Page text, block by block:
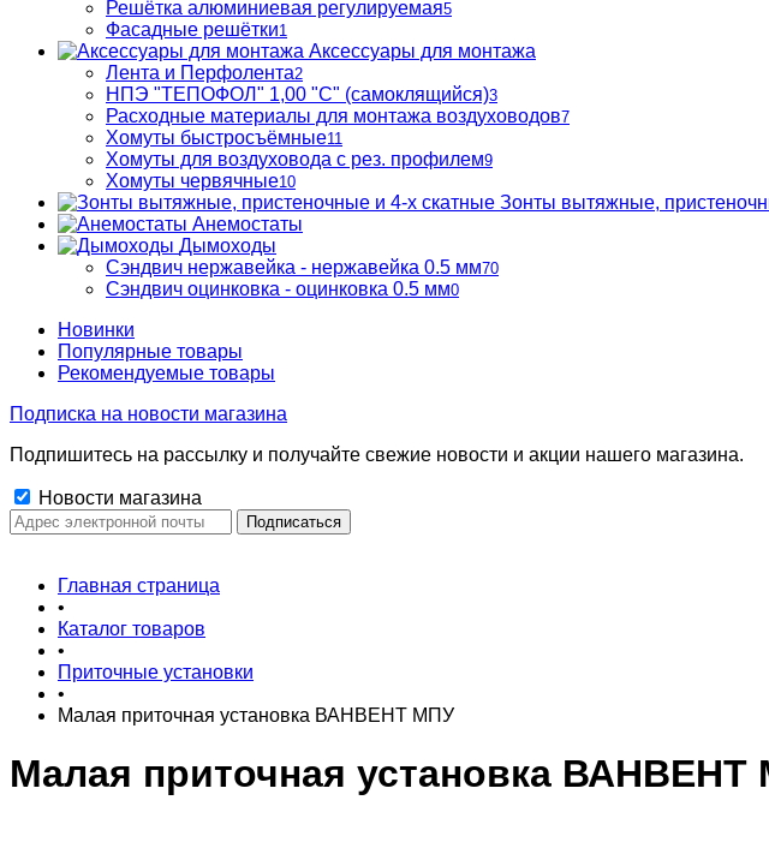
Решётка алюминиевая регулируемая5
Фасадные решётки1
Аксессуары для монтажа
Лента и Перфолента2
НПЭ "ТЕПОФОЛ" 1,00 "С" (самоклящийся)3
Расходные материалы для монтажа воздуховодов7
Хомуты быстросъёмные11
Хомуты для воздуховода с рез. профилем9
Хомуты червячные10
Зонты вытяжные,
Анемостаты
Дымоходы
Сэндвич нержавейка - нержавейка 0.5 мм70
Сэндвич оцинковка - оцинковка 0.5 мм0
Новинки
Популярные товары
Рекомендуемые товары
Подписка на новости магазина
Подпишитесь на рассылку и получайте свежие новости и акции нашего магазина.
Новости магазина
Главная страница
•
Каталог товаров
•
Приточные установки
•
Малая приточная установка ВАНВЕНТ МПУ
Малая приточная установка ВАНВЕНТ